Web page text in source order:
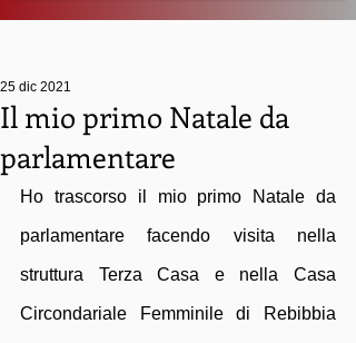
Il mio primo Natale da
parlamentare
25 dic 2021
Ho trascorso il mio primo Natale da
parlamentare facendo visita nella
struttura Terza Casa e nella Casa
Circondariale Femminile di Rebibbia